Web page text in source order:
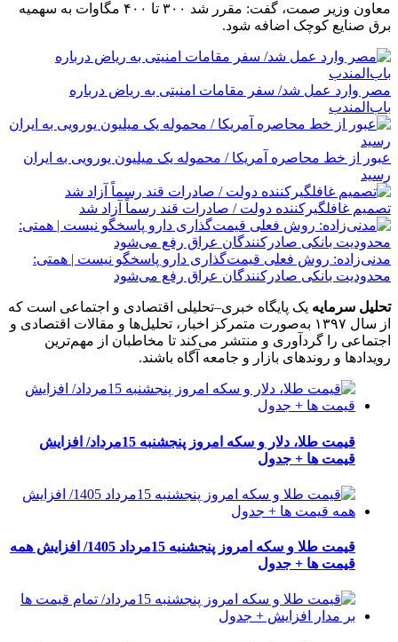
معاون وزیر صمت، گفت: مقرر شد ۳۰۰ تا ۴۰۰ مگاوات به سهمیه
برق صنایع کوچک اضافه شود.
مصر وارد عمل شد/ سفر مقامات امنیتی به ریاض درباره
باب‌المندب
عبور از خط محاصره آمریکا / محموله یک میلیون یورویی به ایران
رسید
تصمیم غافلگیرکننده دولت / صادرات قند رسماً آزاد شد
مدنی‌زاده: روش فعلی قیمت‌گذاری دارو پاسخگو نیست | همتی:
محدودیت بانکی صادرکنندگان عراق رفع می‌شود
تحلیل سرمایه یک پایگاه خبری–تحلیلی اقتصادی و اجتماعی است که
از سال ۱۳۹۷ به‌صورت متمرکز اخبار، تحلیل‌ها و مقالات اقتصادی و
اجتماعی را گردآوری و منتشر می‌کند تا مخاطبان از مهم‌ترین
رویدادها و روندهای بازار و جامعه آگاه باشند.
قیمت طلا، دلار و سکه امروز پنجشنبه 15مرداد/ افزایش
قیمت ها + جدول
قیمت طلا و سکه امروز پنجشنبه 15مرداد 1405/ افزایش همه
قیمت ها + جدول